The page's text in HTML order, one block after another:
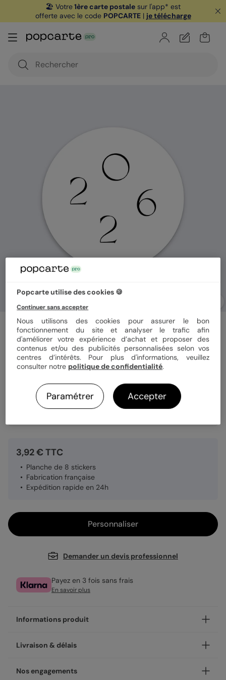
🏖️ Votre1ère carte postale sur l'app* est
offerte avec le code POPCARTE| je télécharge
Stickers vœux entreprise
Grand Chiffre Noir
Format Sticker 3.8 cm
Quantité 8 stickers
3,92 € TTC
Planche de 8 stickers
Fabrication française
Expédition rapide en 24h
Personnaliser
Demander un devis professionnel
Payez en 3 fois sans frais
En savoir plus
Informations produit
Personnalisez votre sticker Grand Chiffre Noir, et ajoutez
À coller partout, les stickers sont un détail qui font la
Livraison & délais
Votre création est imprimée avec soin en 48h dans nos
Nos engagements
Popcarte utilise des cookies 🍪
Continuer sans accepter
Nous utilisons des cookies pour assurer le bon
fonctionnement du site et analyser le trafic afin
d'améliorer votre expérience d’achat et proposer des
contenus et/ou des publicités personnalisées selon vos
centres d’intérêts. Pour plus d'informations, veuillez
consulter notre politique de confidentialité.
Paramétrer Accepter